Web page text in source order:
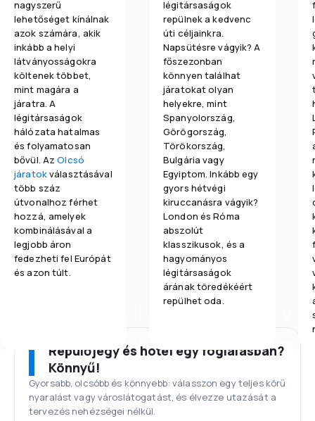
nagyszerű
lehetőséget kínálnak
azok számára, akik
inkább a helyi
látványosságokra
költenek többet,
mint magára a
járatra. A
légitársaságok
hálózata hatalmas
és folyamatosan
bővül. AzOlcsó
járatokválasztásával
több száz
útvonalhoz férhet
hozzá, amelyek
kombinálásával a
legjobb áron
fedezheti fel Európát
és azon túlt.
légitársaságok
repülnek a kedvenc
úti céljainkra.
Napsütésre vágyik? A
főszezonban
könnyen találhat
járatokat olyan
helyekre, mint
Spanyolország,
Görögország,
Törökország,
Bulgária vagy
Egyiptom. Inkább egy
gyors hétvégi
kiruccanásra vágyik?
London és Róma
abszolút
klasszikusok, és a
hagyományos
légitársaságok
árának töredékéért
repülhet oda.
Repülőjegy és hotel egy foglalásban?
Könnyű!
Gyorsabb, olcsóbb és könnyebb: válasszon egy teljes körű
nyaralást vagy városlátogatást, és élvezze utazását a
tervezés nehézségei nélkül.